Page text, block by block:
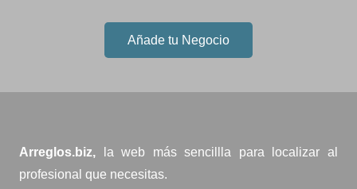
Añade tu Negocio
Arreglos.biz,
la web más sencillla para localizar al
profesional que necesitas.